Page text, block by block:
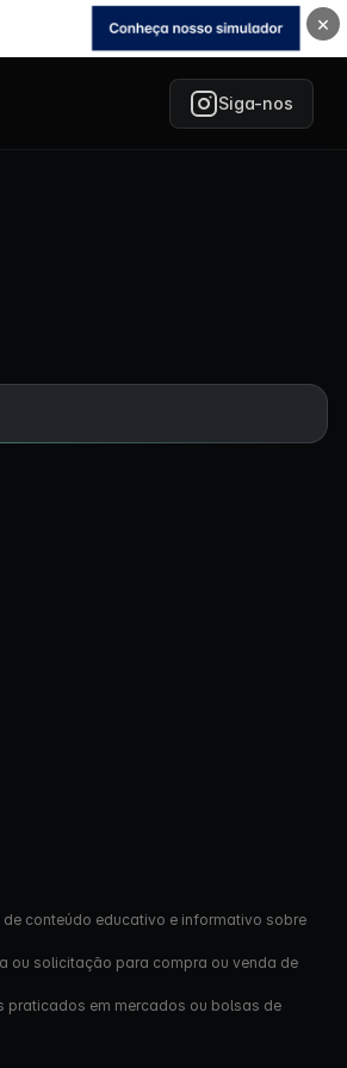
×
Siga-nos
de conteúdo educativo e informativo sobre
ou solicitação para compra ou venda de
praticados em mercados ou bolsas de